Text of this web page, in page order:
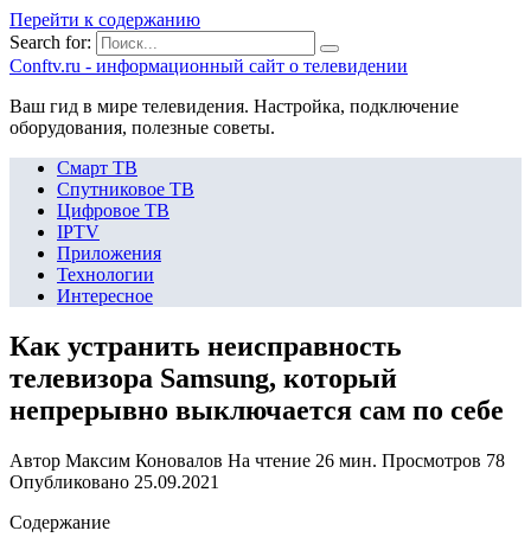
Перейти к содержанию
Search for:
Сonftv.ru - информационный сайт о телевидении
Ваш гид в мире телевидения. Настройка, подключение
оборудования, полезные советы.
Смарт ТВ
Спутниковое ТВ
Цифровое ТВ
IPTV
Приложения
Технологии
Интересное
Как устранить неисправность
телевизора Samsung, который
непрерывно выключается сам по себе
Автор Максим Коновалов На чтение 26 мин. Просмотров 78
Опубликовано 25.09.2021
Содержание